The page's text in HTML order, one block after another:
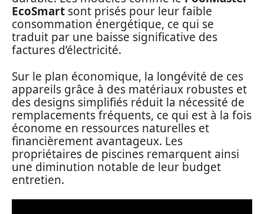
EcoSmart sont prisés pour leur faible
consommation énergétique, ce qui se
traduit par une baisse significative des
factures d’électricité.
Sur le plan économique, la longévité de ces
appareils grâce à des matériaux robustes et
des designs simplifiés réduit la nécessité de
remplacements fréquents, ce qui est à la fois
économe en ressources naturelles et
financièrement avantageux. Les
propriétaires de piscines remarquent ainsi
une diminution notable de leur budget
entretien.